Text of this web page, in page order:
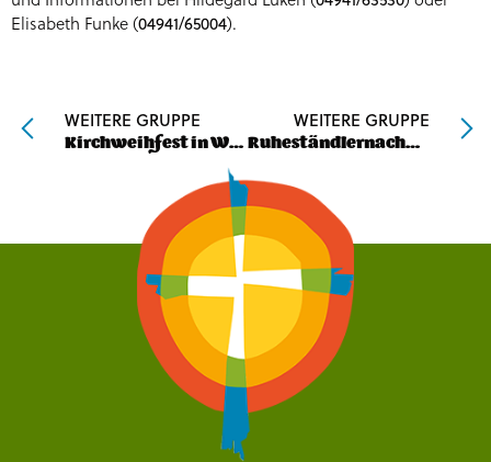
Elisabeth Funke (04941/65004).
WEITERE GRUPPE
Kirchweihfest in Wittmund
WEITERE GRUPPE
Ruheständlernachmittag in Aurich